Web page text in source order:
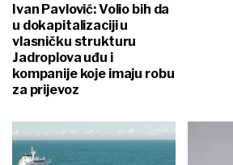
jadroplova:
Ivan Pavlović: Volio bih da
u dokapitalizaciji u
vlasničku strukturu
Jadroplova uđu i
kompanije koje imaju robu
za prijevoz